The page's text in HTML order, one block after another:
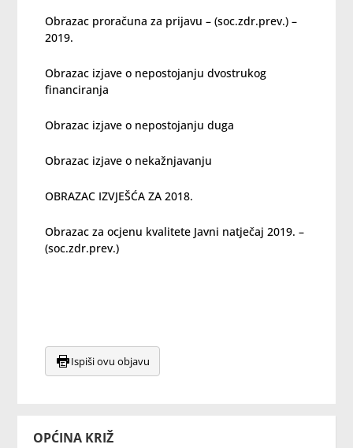
OPĆINA KRIŽ
Obrazac proračuna za prijavu – (soc.zdr.prev.) –
2019.
Obrazac izjave o nepostojanju dvostrukog
financiranja
Obrazac izjave o nepostojanju duga
Obrazac izjave o nekažnjavanju
OBRAZAC IZVJEŠĆA ZA 2018.
Obrazac za ocjenu kvalitete Javni natječaj 2019. –
(soc.zdr.prev.)
Ispiši ovu objavu